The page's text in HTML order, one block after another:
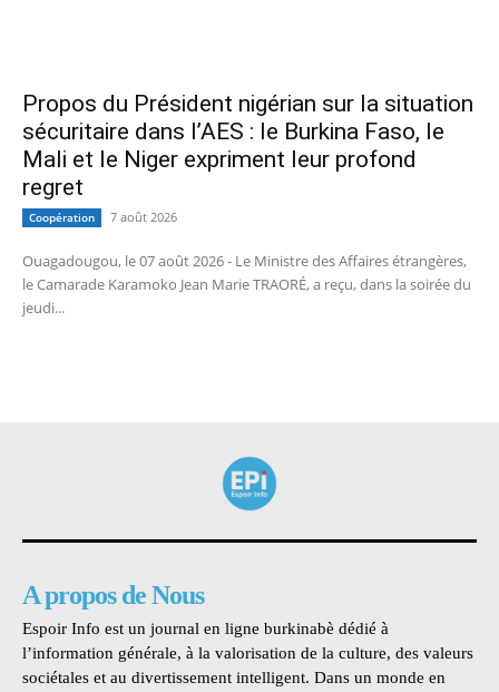
Propos du Président nigérian sur la situation
sécuritaire dans l’AES : le Burkina Faso, le
Mali et le Niger expriment leur profond
regret
Coopération 7 août 2026
Ouagadougou, le 07 août 2026 - Le Ministre des Affaires étrangères,
le Camarade Karamoko Jean Marie TRAORÉ, a reçu, dans la soirée du
jeudi...
A propos de Nous
Espoir Info est un journal en ligne burkinabè dédié à
l’information générale, à la valorisation de la culture, des valeurs
sociétales et au divertissement intelligent. Dans un monde en